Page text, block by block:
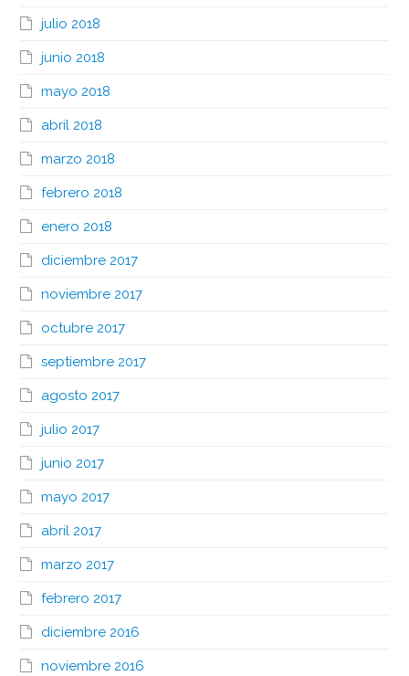
julio 2018
junio 2018
mayo 2018
abril 2018
marzo 2018
febrero 2018
enero 2018
diciembre 2017
noviembre 2017
octubre 2017
septiembre 2017
agosto 2017
julio 2017
junio 2017
mayo 2017
abril 2017
marzo 2017
febrero 2017
diciembre 2016
noviembre 2016